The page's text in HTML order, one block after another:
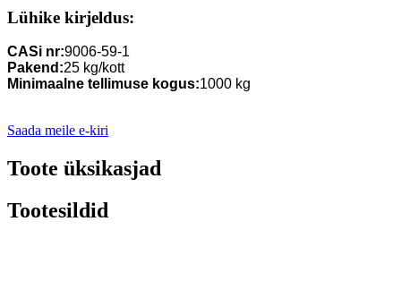
Lühike kirjeldus:
CASi nr:9006-59-1
Pakend:25 kg/kott
Minimaalne tellimuse kogus:1000 kg
Saada meile e-kiri
Toote üksikasjad
Tootesildid